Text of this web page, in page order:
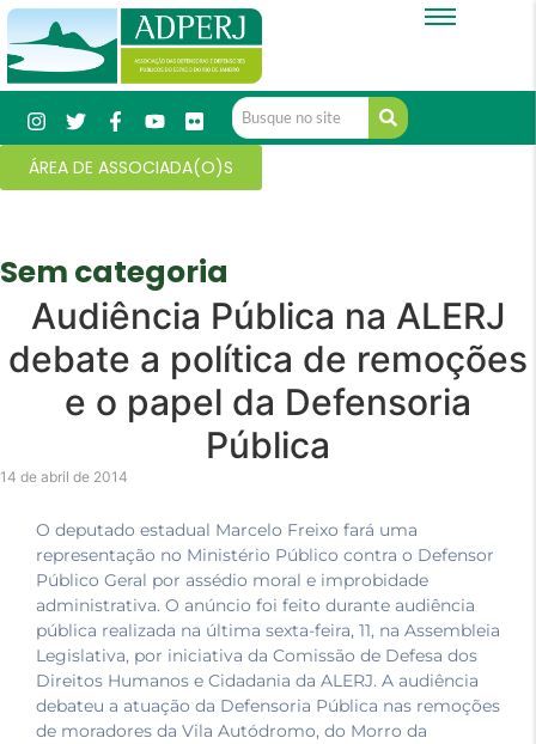
ÁREA DE ASSOCIADA(O)S
Sem categoria
Audiência Pública na ALERJ
debate a política de remoções
e o papel da Defensoria
Pública
14 de abril de 2014
O deputado estadual Marcelo Freixo fará uma
representação no Ministério Público contra o Defensor
Público Geral por assédio moral e improbidade
administrativa. O anúncio foi feito durante audiência
pública realizada na última sexta-feira, 11, na Assembleia
Legislativa, por iniciativa da Comissão de Defesa dos
Direitos Humanos e Cidadania da ALERJ. A audiência
debateu a atuação da Defensoria Pública nas remoções
de moradores da Vila Autódromo, do Morro da